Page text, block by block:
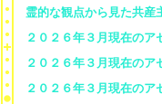
霊的な観点から見た共
２０２６年３月現在の
２０２６年３月現在の
２０２６年３月現在の